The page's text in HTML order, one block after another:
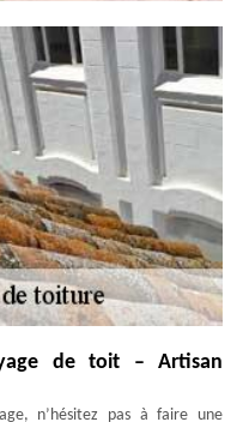
de toit – Artisan
n’hésitez pas à faire une